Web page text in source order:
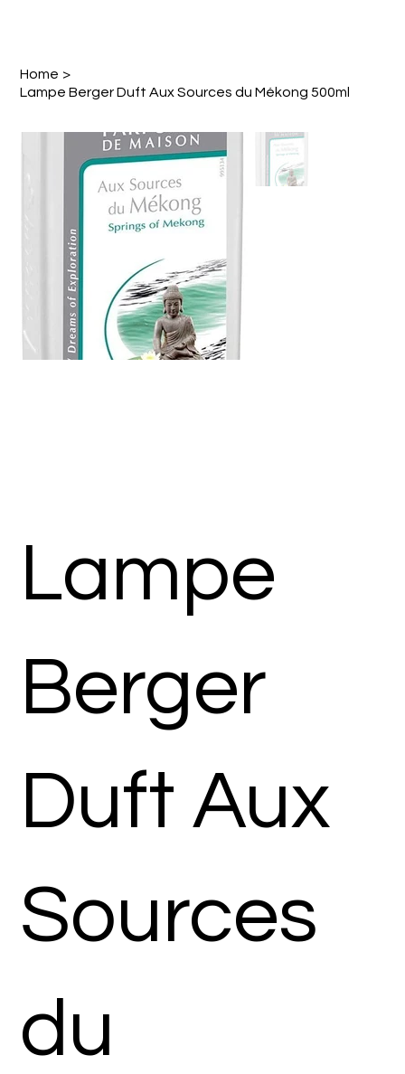
Home >
Lampe Berger Duft Aux Sources du Mékong 500ml
Lampe
Berger
Duft Aux
Sources
du